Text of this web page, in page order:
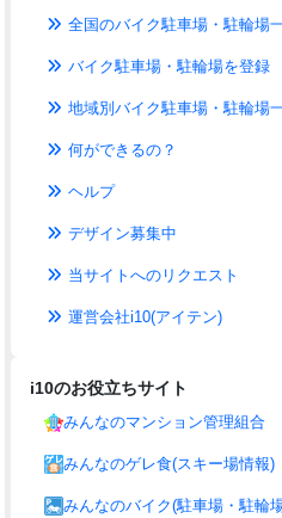
全国のバイク駐車場・駐輪場
バイク駐車場・駐輪場を登録
地域別バイク駐車場・駐輪場
何ができるの？
ヘルプ
デザイン募集中
当サイトへのリクエスト
運営会社i10(アイテン)
i10のお役立ちサイト
みんなのマンション管理組合
みんなのゲレ食(スキー場情報)
みんなのバイク(駐車場・駐輪